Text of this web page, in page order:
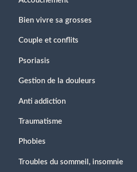
Bien vivre sa grosses
Couple et conflits
Psoriasis
Gestion de la douleurs
Anti addiction
Traumatisme
Phobies
Troubles du sommeil, insomnie